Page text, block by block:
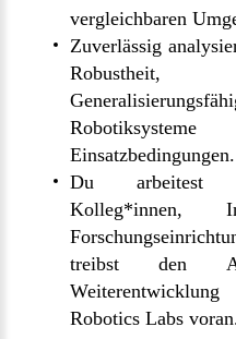
vergleichbaren
Zuverlässig
Einsatzbedingungen.
Du arbeitest
Kolleg*innen,
treibst den
Robotics Labs